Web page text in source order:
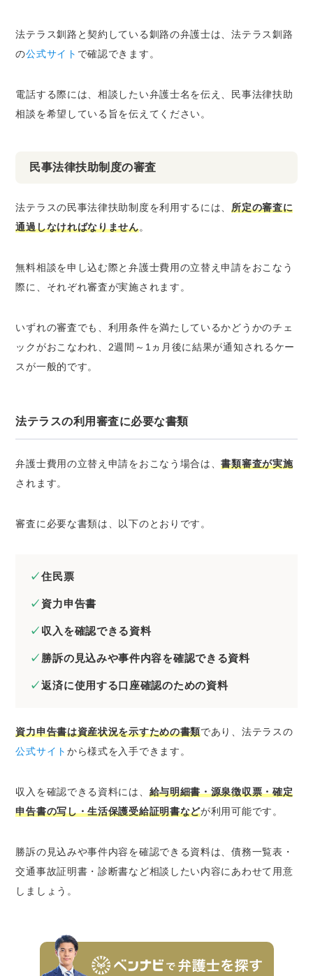
法テラス釧路と契約している釧路の弁護士は、法テラス釧路
の公式サイト で確認できます。
電話する際には、相談したい弁護士名を伝え、民事法律扶助
相談を希望している旨を伝えてください。
民事法律扶助制度の審査
法テラスの民事法律扶助制度を利用するには、所定の審査に
通過しなければなりません。
無料相談を申し込む際と弁護士費用の立替え申請をおこなう
際に、それぞれ審査が実施されます。
いずれの審査でも、利用条件を満たしているかどうかのチェ
ックがおこなわれ、2週間～1ヵ月後に結果が通知されるケー
スが一般的です。
法テラスの利用審査に必要な書類
弁護士費用の立替え申請をおこなう場合は、書類審査が実施
されます。
審査に必要な書類は、以下のとおりです。
住民票
資力申告書
収入を確認できる資料
勝訴の見込みや事件内容を確認できる資料
返済に使用する口座確認のための資料
資力申告書は資産状況を示すための書類であり、法テラスの
公式サイト から様式を入手できます。
収入を確認できる資料には、 給与明細書・源泉徴収票・確定
申告書の写し・生活保護受給証明書などが利用可能です。
勝訴の見込みや事件内容を確認できる資料は、債務一覧表・
交通事故証明書・診断書など相談したい内容にあわせて用意
しましょう。